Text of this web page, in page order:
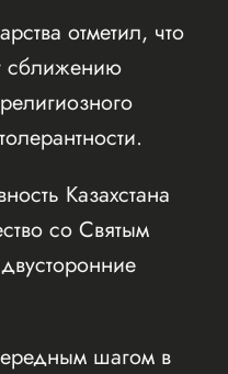
отметил, что
сближению
Казахстана
со Святым
шагом в